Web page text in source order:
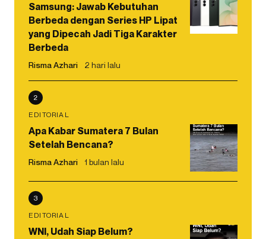
Samsung: Jawab Kebutuhan
Berbeda dengan Series HP Lipat
yang Dipecah Jadi Tiga Karakter
Berbeda
Risma Azhari 2 hari lalu
2
EDITORIAL
Apa Kabar Sumatera 7 Bulan
Setelah Bencana?
Risma Azhari 1 bulan lalu
3
EDITORIAL
WNI, Udah Siap Belum?